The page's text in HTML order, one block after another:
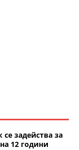
задейства за
12 години